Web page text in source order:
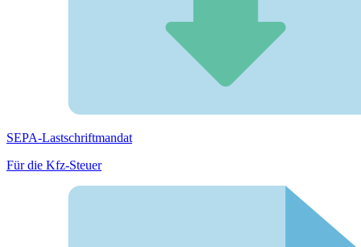
SEPA-Lastschriftmandat
Für die Kfz-Steuer